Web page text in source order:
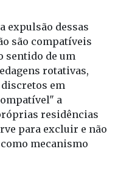
expulsão dessas
são compatíveis
sentido de um
rotativas,
em
a
residências
para excluir e não
mecanismo